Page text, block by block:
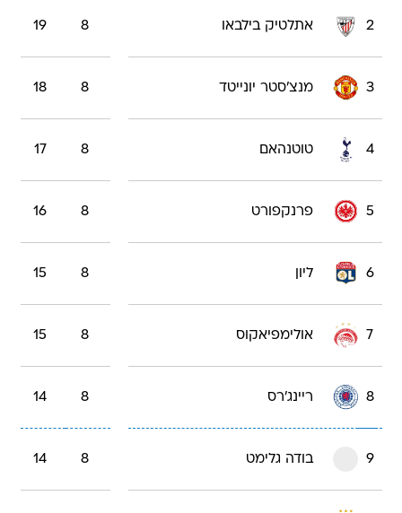
2 אתלטיק בילבאו 8
19
3 מנצ'סטר יונייטד 8
18
4 טוטנהאם 8
17
5 פרנקפורט 8
16
6 ליון 8
15
7 אולימפיאקוס 8
15
8 ריינג'רס 8
14
9 בודה גלימט 8
14